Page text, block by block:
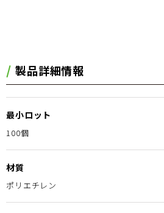
製品詳細情報
最小ロット
100個
材質
ポリエチレン